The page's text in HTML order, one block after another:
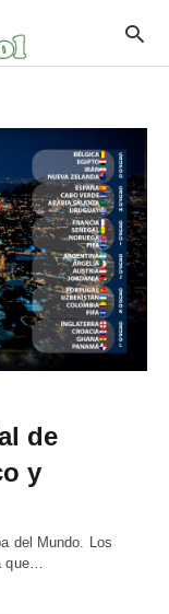
de
y
del Mundo. Los
que…